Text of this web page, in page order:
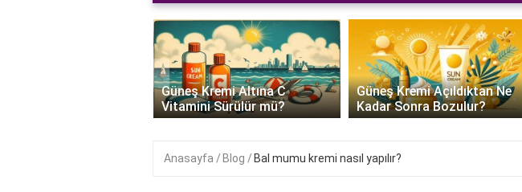
Güneş Kremi Altına C
Vitamini Sürülür mü?
Güneş Kremi Açıldıktan Ne
Kadar Sonra Bozulur?
‹
Anasayfa Blog Bal mumu kremi nasıl yapılır?